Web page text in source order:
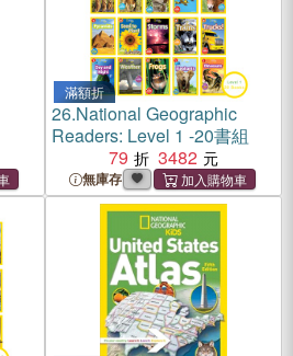
滿額折
26.National Geographic
Readers: Level 1 -20書組
79
3482
無庫存